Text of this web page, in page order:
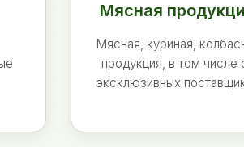
Мясная
Мясная, куриная,
продукция, в том числе
эксклюзивных